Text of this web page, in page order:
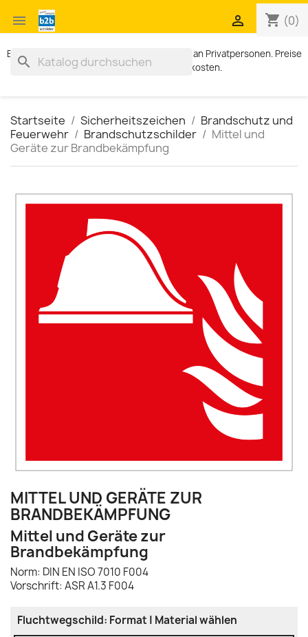
 shopping_cart (0)

Exklusiv für Geschäftskunden. Kein Verkauf an Privatpersonen. Preise
zzgl. MWST und Versandkosten.
search
Startseite Sicherheitszeichen
Brandschutz und
Feuerwehr
Brandschutzschilder
Mittel und
Geräte zur Brandbekämpfung
MITTEL UND GERÄTE ZUR
BRANDBEKÄMPFUNG
Mittel und Geräte zur
Brandbekämpfung
Norm: DIN EN ISO 7010 F004
Vorschrift: ASR A1.3 F004
Fluchtwegschild: Format | Material wählen